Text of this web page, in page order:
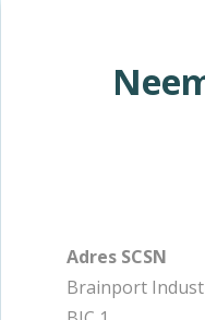
Adres SCSN
Brainport